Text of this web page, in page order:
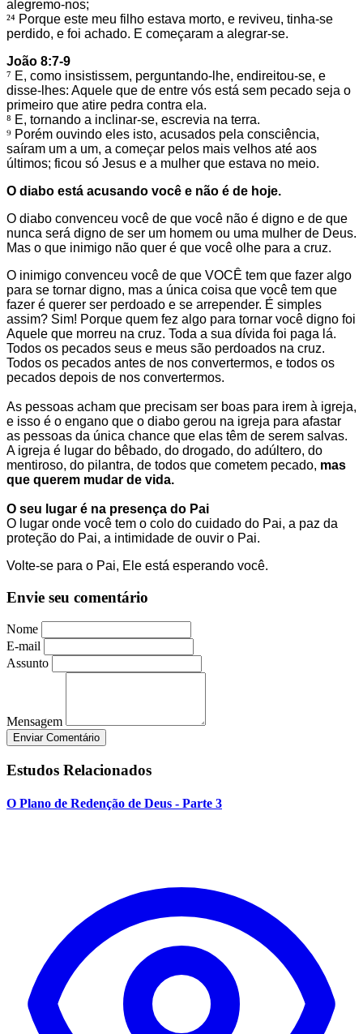
alegremo-nos;
²⁴ Porque este meu filho estava morto, e reviveu, tinha-se
perdido, e foi achado. E começaram a alegrar-se.
João 8:7-9
⁷ E, como insistissem, perguntando-lhe, endireitou-se, e
disse-lhes: Aquele que de entre vós está sem pecado seja o
primeiro que atire pedra contra ela.
⁸ E, tornando a inclinar-se, escrevia na terra.
⁹ Porém ouvindo eles isto, acusados pela consciência,
saíram um a um, a começar pelos mais velhos até aos
últimos; ficou só Jesus e a mulher que estava no meio.
O diabo está acusando você e não é de hoje.
O diabo convenceu você de que você não é digno e de que
nunca será digno de ser um homem ou uma mulher de Deus.
Mas o que inimigo não quer é que você olhe para a cruz.
O inimigo convenceu você de que VOCÊ tem que fazer algo
para se tornar digno, mas a única coisa que você tem que
fazer é querer ser perdoado e se arrepender. É simples
assim? Sim! Porque quem fez algo para tornar você digno foi
Aquele que morreu na cruz. Toda a sua dívida foi paga lá.
Todos os pecados seus e meus são perdoados na cruz.
Todos os pecados antes de nos convertermos, e todos os
pecados depois de nos convertermos.
As pessoas acham que precisam ser boas para irem à igreja,
e isso é o engano que o diabo gerou na igreja para afastar
as pessoas da única chance que elas têm de serem salvas.
A igreja é lugar do bêbado, do drogado, do adúltero, do
mentiroso, do pilantra, de todos que cometem pecado, mas
que querem mudar de vida.
O seu lugar é na presença do Pai
O lugar onde você tem o colo do cuidado do Pai, a paz da
proteção do Pai, a intimidade de ouvir o Pai.
Volte-se para o Pai, Ele está esperando você.
Envie seu comentário
Nome
E-mail
Assunto
Mensagem
Enviar Comentário
Estudos Relacionados
O Plano de Redenção de Deus - Parte 3